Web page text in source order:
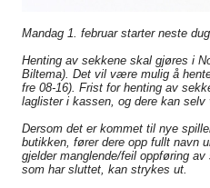
Mandag 1. februar starter neste
Henting av sekkene skal gjøres i
Biltema). Det vil være mulig å
fre 08-16). Frist for henting av
laglister i kassen, og dere kan
Dersom det er kommet til nye
butikken, fører dere opp fullt navn
gjelder manglende/feil oppføring
som har sluttet, kan strykes ut.